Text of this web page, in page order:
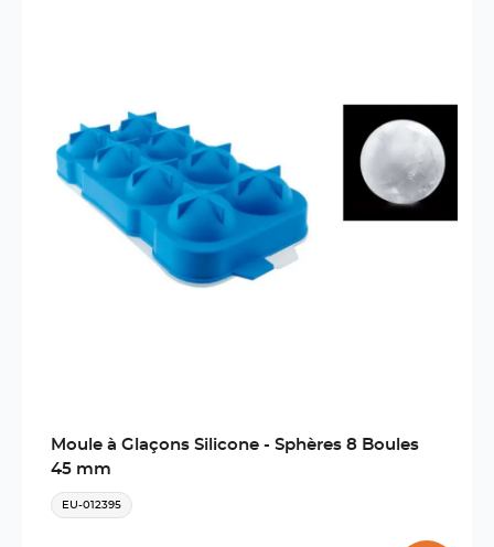
Moule à Glaçons Silicone - Sphères 8 Boules
45 mm
EU-012395